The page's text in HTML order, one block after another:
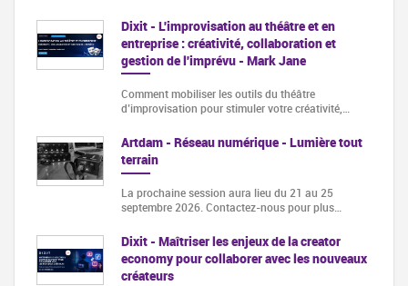
Dixit - L'improvisation au théâtre et en
entreprise : créativité, collaboration et
gestion de l'imprévu - Mark Jane
Comment mobiliser les outils du théâtre
d’improvisation pour stimuler votre créativité,…
Artdam - Réseau numérique - Lumière tout
terrain
La prochaine session aura lieu du 21 au 25
septembre 2026. Contactez-nous pour plus…
Dixit - Maîtriser les enjeux de la creator
economy pour collaborer avec les nouveaux
créateurs